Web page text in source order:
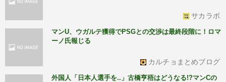
サカラボ
マンU、ウガルテ獲得でPSGとの交渉は最終段階に！ロマ
ーノ氏報じる
カルチョまとめブログ
外国人「日本人選手を..」古橋亨梧はどうなる!?マンCの